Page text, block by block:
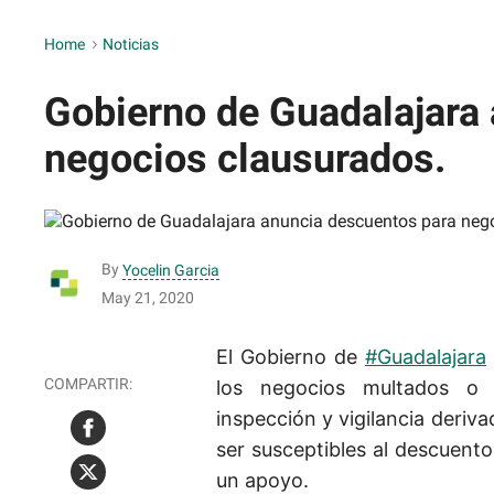
Home > Noticias
Gobierno de
negocios clausurados.
By Yocelin Garcia
May 21, 2020
El Gobierno de #Guadalajara
los negocios multados o
inspección y vigilancia
ser susceptibles al
un apoyo.